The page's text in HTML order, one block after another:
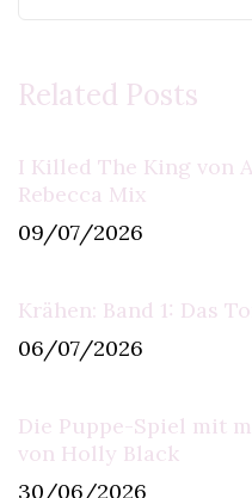
Related Posts
I Killed The King von
Rebecca Mix
09/07/2026
Krähen: Band 1: Das
06/07/2026
Die Puppe-Spiel mit
von Holly Black
30/06/2026